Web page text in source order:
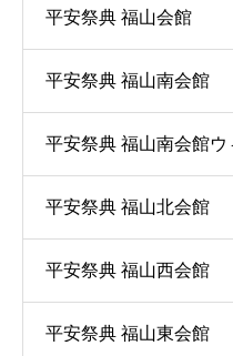
平安祭典 福山会館
平安祭典 福山南会館
平安祭典 福山南会館ウ
平安祭典 福山北会館
平安祭典 福山西会館
平安祭典 福山東会館